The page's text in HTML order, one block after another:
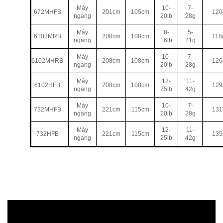
672MHFB
Máy
ngang
201cm 105cm
10-
20lb
7-
28g
6102MRB
Máy
ngang
208cm 108cm
8-
16lb
5-
21g
6102MHRB
Máy
ngang
208cm 108cm
10-
20lb
7-
28g
6102HFB
Máy
ngang
208cm 108cm
12-
25lb
11-
42g
732MHFB
Máy
ngang
221cm 115cm
10-
20lb
7-
28g
732HFB
Máy
ngang
221cm 115cm
12-
25lb
11-
42g